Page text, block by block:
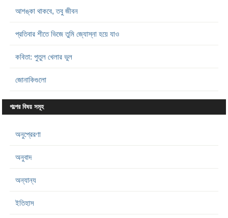
আশঙ্কা থাকবে, তবু জীবন
প্রতিবার শীতে ভিজে তুমি জ্যোস্না হয়ে যাও
কবিতা: পুতুল খেলার ভুল
জোনাকিগুলো
গল্পের বিষয় সমূহ
অনুপ্রেরণা
অনুবাদ
অন্যান্য
ইতিহাস